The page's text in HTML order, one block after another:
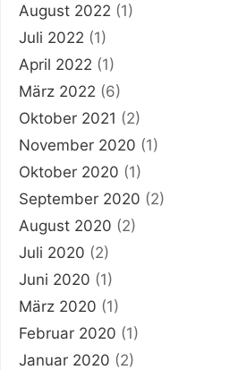
August 2022 (1)
Juli 2022 (1)
April 2022 (1)
März 2022 (6)
Oktober 2021 (2)
November 2020 (1)
Oktober 2020 (1)
September 2020 (2)
August 2020 (2)
Juli 2020 (2)
Juni 2020 (1)
März 2020 (1)
Februar 2020 (1)
Januar 2020 (2)